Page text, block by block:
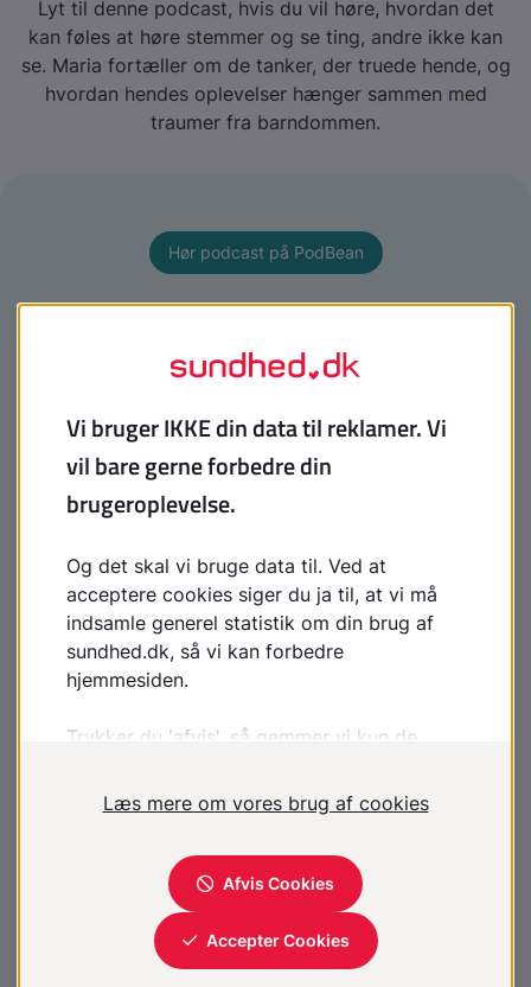
Lyt til denne podcast, hvis du vil høre, hvordan det
kan føles at høre stemmer og se ting, andre ikke kan
se. Maria fortæller om de tanker, der truede hende, og
hvordan hendes oplevelser hænger sammen med
traumer fra barndommen.
Hør podcast på PodBean